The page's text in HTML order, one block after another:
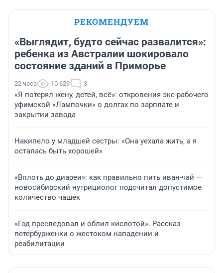
РЕКОМЕНДУЕМ
«Выглядит, будто сейчас развалится»:
ребенка из Австралии шокировало
состояние зданий в Приморье
22 часа 10 629 3
«Я потерял жену, детей, всё»: откровения экс-рабочего
уфимской «Лампочки» о долгах по зарплате и
закрытии завода
Накипело у младшей сестры: «Она уехала жить, а я
осталась быть хорошей»
«Вплоть до диареи»: как правильно пить иван-чай —
новосибирский нутрициолог подсчитал допустимое
количество чашек
«Год преследовал и облил кислотой». Рассказ
петербурженки о жестоком нападении и
реабилитации